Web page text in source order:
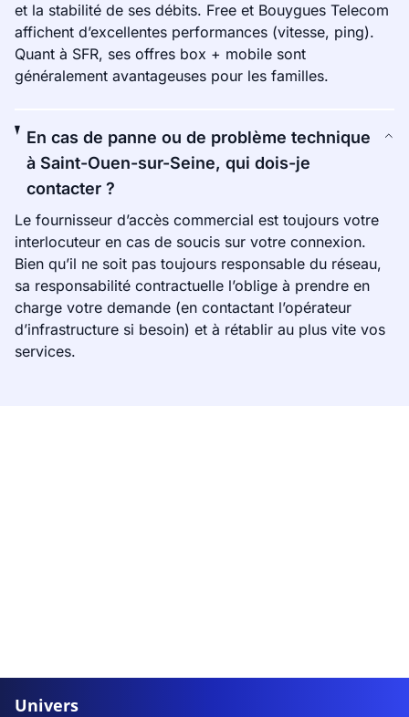
et la stabilité de ses débits. Free et Bouygues Telecom
affichent d’excellentes performances (vitesse, ping).
Quant à SFR, ses offres box + mobile sont
généralement avantageuses pour les familles.
En cas de panne ou de problème technique
à Saint-Ouen-sur-Seine, qui dois-je
contacter ?
Le fournisseur d’accès commercial est toujours votre
interlocuteur en cas de soucis sur votre connexion.
Bien qu’il ne soit pas toujours responsable du réseau,
sa responsabilité contractuelle l’oblige à prendre en
charge votre demande (en contactant l’opérateur
d’infrastructure si besoin) et à rétablir au plus vite vos
services.
Univers